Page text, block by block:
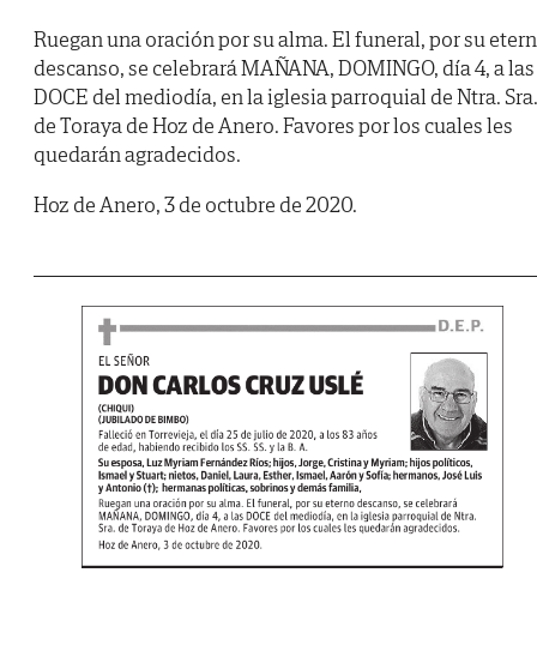
Ruegan una oración por su alma. El funeral, por su
descanso, se celebrará MAÑANA, DOMINGO, día 4, a las
DOCE del mediodía, en la iglesia parroquial de Ntra. Sra.
de Toraya de Hoz de Anero. Favores por los cuales les
quedarán agradecidos.
Hoz de Anero, 3 de octubre de 2020.